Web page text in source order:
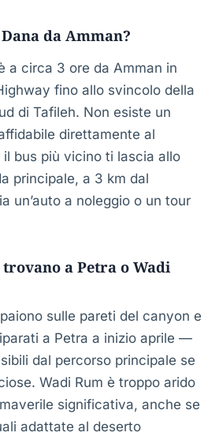
da Amman?
a circa 3 ore da Amman in
fino allo svincolo della
di Tafileh. Non esiste un
direttamente al
bus più vicino ti lascia allo
principale, a 3 km dal
un’auto a noleggio o un tour
a Petra o Wadi
sulle pareti del canyon e
a Petra a inizio aprile —
dal percorso principale se
Wadi Rum è troppo arido
significativa, anche se
adattate al deserto